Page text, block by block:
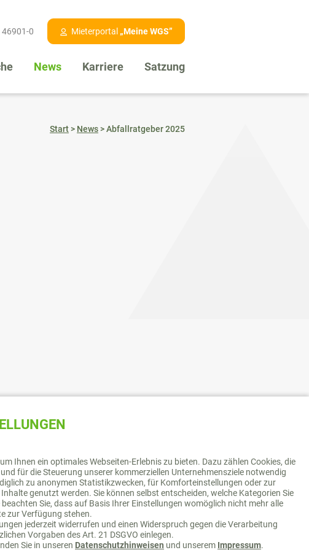
0 Mieterportal „Meine WGS”
News Karriere Satzung
Start > News >Abfallratgeber 2025
Ihnen ein optimales Webseiten-Erlebnis zu bieten. Dazu zählen Cookies, die
für die Steuerung unserer kommerziellen Unternehmensziele notwendig
zu anonymen Statistikzwecken, für Komforteinstellungen oder zur
genutzt werden. Sie können selbst entscheiden, welche Kategorien Sie
Sie, dass auf Basis Ihrer Einstellungen womöglich nicht mehr alle
zur Verfügung stehen.
jederzeit widerrufen und einen Widerspruch gegen die Verarbeitung
Vorgaben des Art. 21 DSGVO einlegen.
Sie in unseren Datenschutzhinweisen und unserem Impressum.